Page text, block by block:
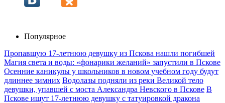
Популярное
Пропавшую 17-летнюю девушку из Пскова нашли погибшей
Магия света и воды: «фонарики желаний» запустили в Пскове
Осенние каникулы у школьников в новом учебном году будут
длиннее зимних Водолазы подняли из реки Великой тело
девушки, упавшей с моста Александра Невского в Пскове В
Пскове ищут 17‑летнюю девушку с татуировкой дракона